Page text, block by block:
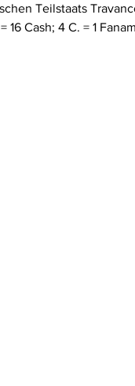
Teilstaats
16 Cash; 4 C. = 1